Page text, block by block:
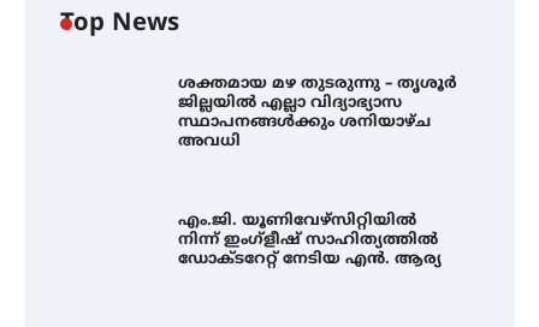
Top News
ശക്തമായ മഴ തുടരുന്നു – തൃശൂർ
ജില്ലയിൽ എല്ലാ വിദ്യാഭ്യാസ
സ്ഥാപനങ്ങൾക്കും ശനിയാഴ്ച
അവധി
എം.ജി. യൂണിവേഴ്‌സിറ്റിയിൽ
നിന്ന് ഇംഗ്ളീഷ് സാഹിത്യത്തിൽ
ഡോക്ടറേറ്റ് നേടിയ എൻ. ആര്യ